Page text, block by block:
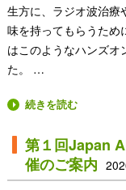
生方に、ラジオ波治療
味を持ってもらうため
はこのようなハンズオ
た。 …
続きを読む
第１回Japan
催のご案内